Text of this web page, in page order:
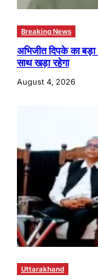
Breaking News
अभिजीत दिपके का बड़ा
साथ खड़ा रहेगा
August 4, 2026
Uttarakhand